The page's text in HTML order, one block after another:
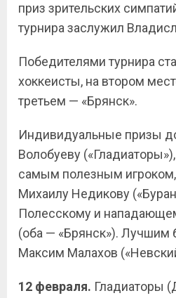
приз зрительских
турнира заслужил
Победителями турнира
хоккеисты, на втором
третьем — «Брянск».
Индивидуальные призы
Волобуеву
самым полезным
Михаилу Недикову
Полесскому и
(оба — «Брянск»). Лучшим
Максим Малахов
12 февраля. Гладиаторы